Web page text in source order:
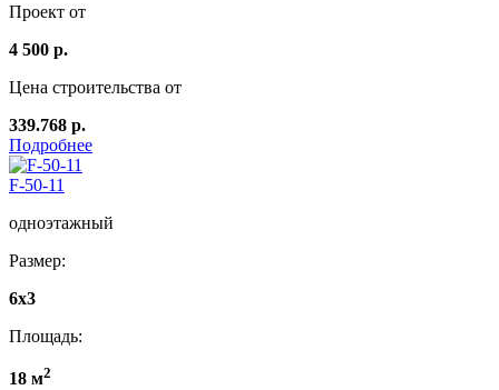
Проект от
4 500 р.
Цена строительства от
339.768 р.
Подробнее
F-50-11
одноэтажный
Размер:
6x3
Площадь:
18 м2